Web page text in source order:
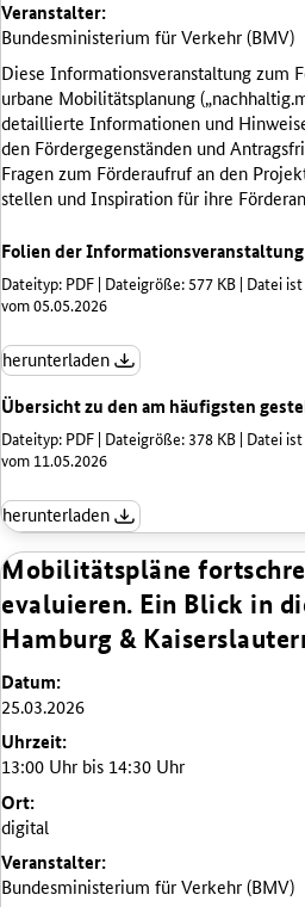
Veranstalter:
Bundesministerium für Verkehr (BMV)
Diese Informationsveranstaltung zum
urbane Mobilitätsplanung
detaillierte Informationen und
den Fördergegenständen und
Fragen zum Förderaufruf an den
stellen und Inspiration für ihre
Folien der Informationsveranstaltung
Dateityp: PDF | Dateigröße: 577 KB | Datei
vom 05.05.2026
herunterladen
Übersicht zu den am häufigsten
Dateityp: PDF | Dateigröße: 378 KB | Datei
vom 11.05.2026
herunterladen
Mobilitätspläne
evaluieren. Ein Blick in
Hamburg &
Datum:
25.03.2026
Uhrzeit:
13:00 Uhr bis 14:30 Uhr
Ort:
digital
Veranstalter:
Bundesministerium für Verkehr (BMV)